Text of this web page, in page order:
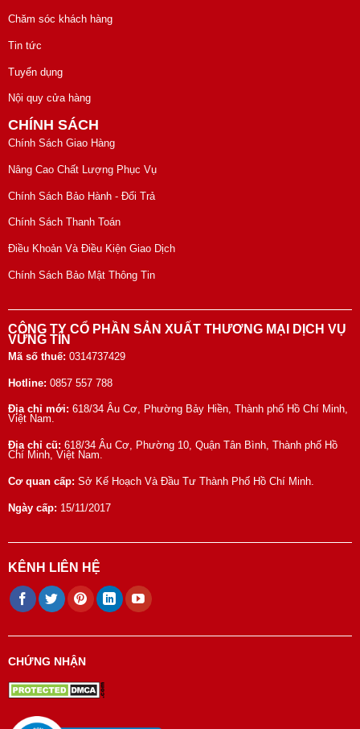
Chăm sóc khách hàng
Tin tức
Tuyển dụng
Nội quy cửa hàng
CHÍNH SÁCH
Chính Sách Giao Hàng
Nâng Cao Chất Lượng Phục Vụ
Chính Sách Bảo Hành - Đổi Trả
Chính Sách Thanh Toán
Điều Khoản Và Điều Kiện Giao Dịch
Chính Sách Bảo Mật Thông Tin
CÔNG TY CỔ PHẦN SẢN XUẤT THƯƠNG MẠI DỊCH VỤ
VỮNG TÍN
Mã số thuế: 0314737429
Hotline: 0857 557 788
Địa chỉ mới: 618/34 Âu Cơ, Phường Bảy Hiền, Thành phố Hồ Chí Minh,
Việt Nam.
Địa chỉ cũ: 618/34 Âu Cơ, Phường 10, Quận Tân Bình, Thành phố Hồ
Chí Minh, Việt Nam.
Cơ quan cấp: Sở Kế Hoạch Và Đầu Tư Thành Phố Hồ Chí Minh.
Ngày cấp: 15/11/2017
KÊNH LIÊN HỆ
CHỨNG NHẬN